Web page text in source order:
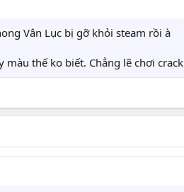
Vân Lục bị gỡ khỏi steam rồi à
thế ko biết. Chẳng lẽ chơi crack